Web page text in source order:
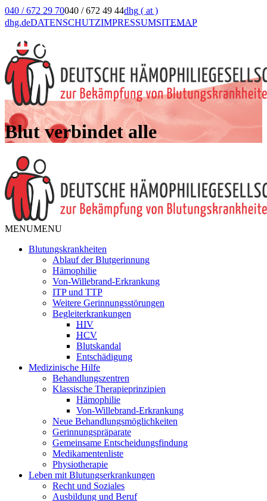
040 / 672 29 70040 / 672 49 44dhg ( at )
dhg.deDATENSCHUTZIMPRESSUMSITEMAP
Blut verbindet alle
MENUMENU
Blutungskrankheiten
Ablauf der Blutgerinnung
Hämophilie
Von-Willebrand-Erkrankung
ITP und TTP
Weitere Gerinnungsstörungen
Begleiterkrankungen
HIV
HCV
Blutskandal
Entschädigung
Medizinische Hilfe
Behandlungszentren
Klassische Therapieprinzipien
Hämophilie
Von-Willebrand-Erkrankung
Neue Behandlungsmöglichkeiten
Gerinnungspräparate
Gemeinsame Entscheidungsfindung
Medikamentenliste
Physiotherapie
Leben mit Blutungserkrankungen
Recht und Soziales
Ausbildung und Beruf